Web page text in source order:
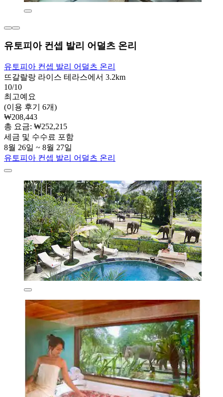
유토피아 컨셉 발리 어덜츠 온리
유토피아 컨셉 발리 어덜츠 온리
뜨갈랄랑 라이스 테라스에서 3.2km
10/10
최고예요
(이용 후기 6개)
₩208,443
총 요금: ₩252,215
세금 및 수수료 포함
8월 26일 ~ 8월 27일
유토피아 컨셉 발리 어덜츠 온리